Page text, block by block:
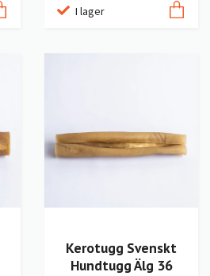
I lager
Kerotugg Svenskt
Hundtugg Älg 36